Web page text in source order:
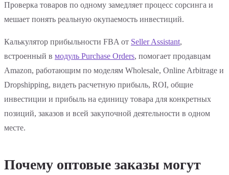
Проверка товаров по одному замедляет процесс сорсинга и
мешает понять реальную окупаемость инвестиций.
Калькулятор прибыльности FBA от Seller Assistant,
встроенный в модуль Purchase Orders, помогает продавцам
Amazon, работающим по моделям Wholesale, Online Arbitrage и
Dropshipping, видеть расчетную прибыль, ROI, общие
инвестиции и прибыль на единицу товара для конкретных
позиций, заказов и всей закупочной деятельности в одном
месте.
Почему оптовые заказы могут